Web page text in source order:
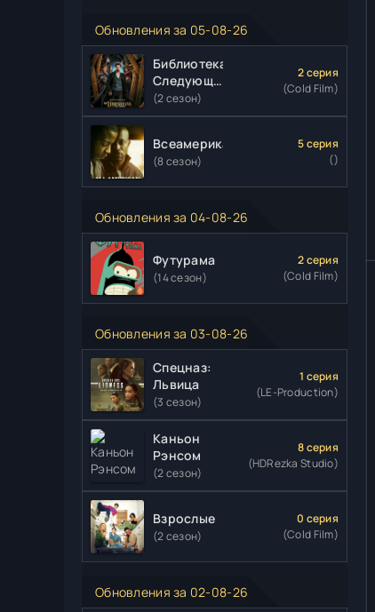
Обновления за 05-08-26
Библиотекари:
Следующая
глава
(2 сезон)
2 серия
(Cold Film)
Всеамериканский
(8 сезон)
5 серия
()
Обновления за 04-08-26
Футурама
(14 сезон)
2 серия
(Cold Film)
Обновления за 03-08-26
Спецназ:
Львица
(3 сезон)
1 серия
(LE-Production)
Каньон
Рэнсом
(2 сезон)
8 серия
(HDRezka Studio)
Взрослые
(2 сезон)
0 серия
(Cold Film)
Обновления за 02-08-26